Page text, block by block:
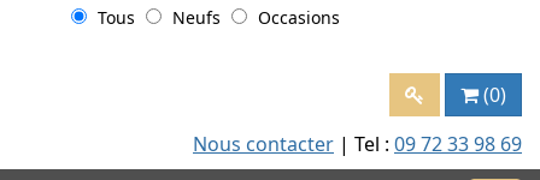
Tous
Neufs Occasions
(0)
Nous contacter | Tel : 09 72 33 98 69